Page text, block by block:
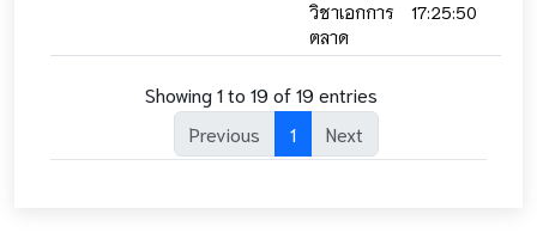
วิชาเอกการ
ตลาด
17:25:50
Showing 1 to 19 of 19 entries
Previous
1 Next